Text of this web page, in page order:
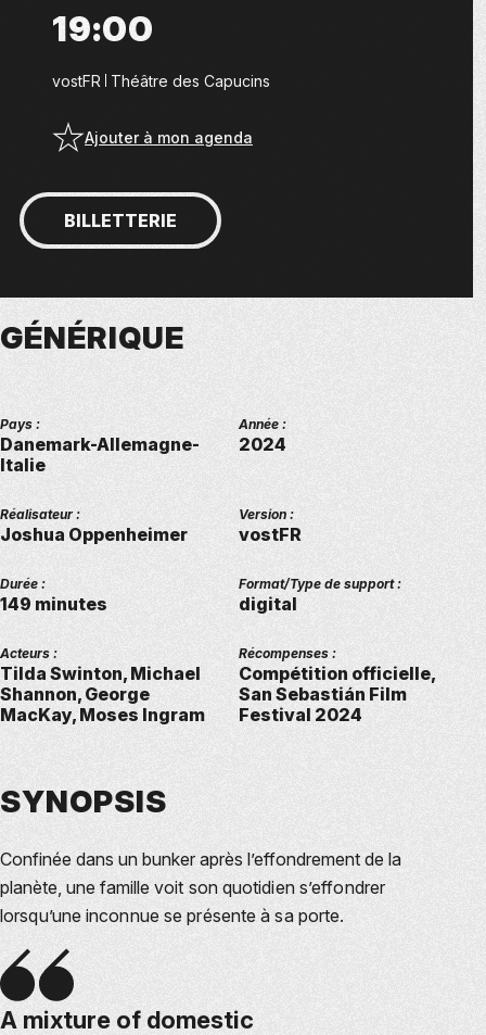
GÉNÉRIQUE
Pays :
Danemark-Allemagne-
Italie
Année :
2024
Réalisateur :
Joshua Oppenheimer
Version :
vostFR
Durée :
149 minutes
Format/Type de support :
digital
Acteurs :
Tilda Swinton, Michael
Shannon, George
MacKay, Moses Ingram
Récompenses :
Compétition officielle,
San Sebastián Film
Festival 2024
SYNOPSIS
Confinée dans un bunker après l’effondrement de la
planète, une famille voit son quotidien s’effondrer
lorsqu’une inconnue se présente à sa porte.
19:00
vostFR Théâtre des Capucins
Ajouter à mon agenda
BILLETTERIE
A mixture of domestic